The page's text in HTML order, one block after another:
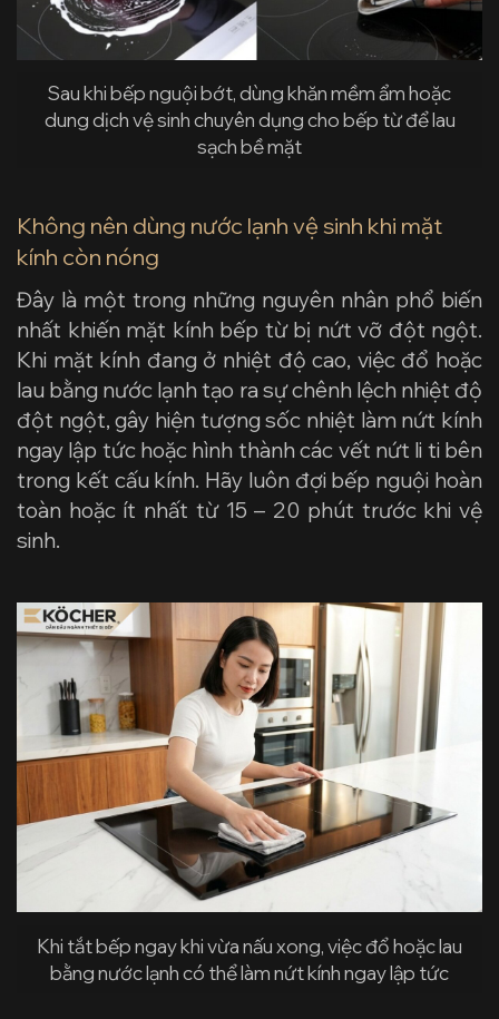
Sau khi bếp nguội bớt, dùng khăn mềm ẩm hoặc
dung dịch vệ sinh chuyên dụng cho bếp từ để lau
sạch bề mặt
Không nên dùng nước lạnh vệ sinh khi mặt
kính còn nóng
Đây là một trong những nguyên nhân phổ biến
nhất khiến mặt kính bếp từ bị nứt vỡ đột ngột.
Khi mặt kính đang ở nhiệt độ cao, việc đổ hoặc
lau bằng nước lạnh tạo ra sự chênh lệch nhiệt độ
đột ngột, gây hiện tượng sốc nhiệt làm nứt kính
ngay lập tức hoặc hình thành các vết nứt li ti bên
trong kết cấu kính. Hãy luôn đợi bếp nguội hoàn
toàn hoặc ít nhất từ 15 – 20 phút trước khi vệ
sinh.
Khi tắt bếp ngay khi vừa nấu xong, việc đổ hoặc lau
bằng nước lạnh có thể làm nứt kính ngay lập tức